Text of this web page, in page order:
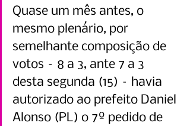
Quase um mês antes, o
mesmo plenário, por
semelhante composição de
votos – 8 a 3, ante 7 a 3
desta segunda (15) – havia
autorizado ao prefeito Daniel
Alonso (PL) o 7º pedido de